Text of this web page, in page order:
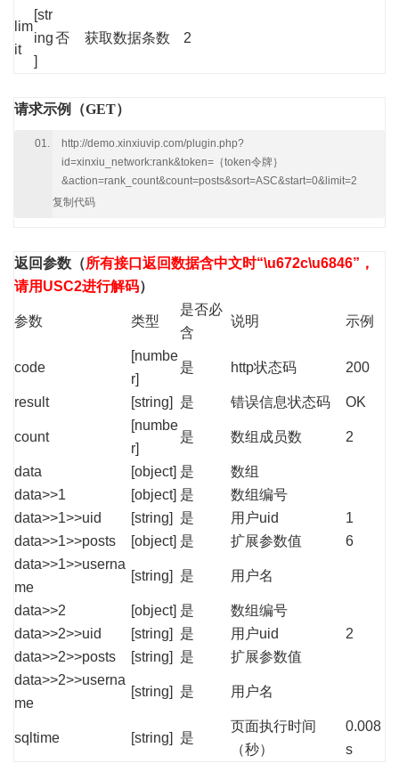
lim
it
[str
ing
]
否 获取数据条数 2
请求示例（GET）
http://demo.xinxiuvip.com/plugin.php?
id=xinxiu_network:rank&token=｛token令牌｝
&action=rank_count&count=posts&sort=ASC&start=0&limit=2
复制代码
返回参数 （所有接口返回数据含中文时“\u672c\u6846”，
请用USC2进行解码）
参数 类型
是否必
含
说明 示例
code
[numbe
r]
是 http状态码 200
result [string] 是 错误信息状态码 OK
count
[numbe
r]
是 数组成员数 2
data [object] 是
数组
data>>1
[object] 是
数组编号
data>>1>>uid
[string] 是 用户uid
1
data>>1>>posts
[object] 是 扩展参数值
6
data>>1>>userna
me
[string] 是 用户名
data>>2 [object] 是
数组编号
data>>2>>uid
[string] 是 用户uid
2
data>>2>>posts
[string] 是
扩展参数值
data>>2>>userna
me
[string] 是 用户名
sqltime [string] 是
页面执行时间
（秒）
0.008
s